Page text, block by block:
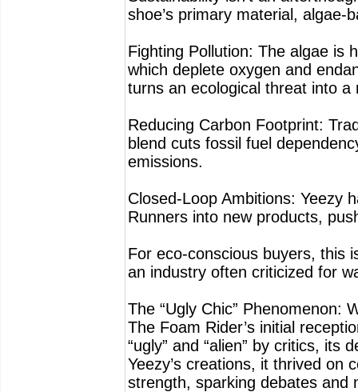
shoe’s primary material, algae-
Fighting Pollution: The algae is
which deplete oxygen and
turns an ecological threat into a
Reducing Carbon Footprint:
blend cuts fossil fuel
emissions.
Closed-Loop Ambitions: Yeezy
Runners into new products,
For eco-conscious buyers, this
an industry often criticized for
The “Ugly Chic” Phenomenon:
The Foam Rider’s initial
“ugly” and “alien” by critics, its
Yeezy’s creations, it thrived on
strength, sparking debates and